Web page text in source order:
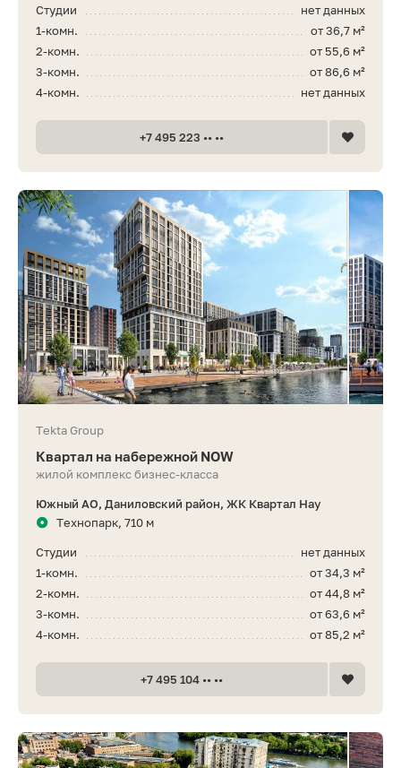
нет данных
Студии
от 36,7 м²
1-комн.
от 55,6 м²
2-комн.
от 86,6 м²
3-комн.
нет данных
4-комн.
+7 495 223 •• ••
Tekta Group
Квартал на набережной NOW
жилой комплекс бизнес-класса
Южный АО, Даниловский район, ЖК Квартал Нау
Технопарк, 710 м
нет данных
Студии
от 34,3 м²
1-комн.
от 44,8 м²
2-комн.
от 63,6 м²
3-комн.
от 85,2 м²
4-комн.
+7 495 104 •• ••